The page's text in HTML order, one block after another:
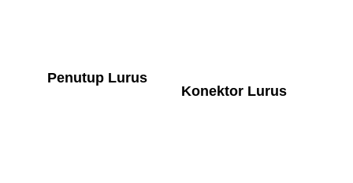
Konektor Lurus
Penutup Lurus